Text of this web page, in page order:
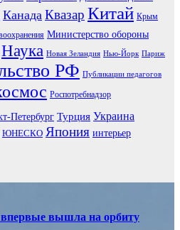
Канада Квазар Китай Крым
Министерство обороны
Наука Новая Зеландия Нью-Йорк Париж
РФ Публикации педагогов
Роспотребнадзор
Петербург Турция Украина
ЮНЕСКО Япония интерьер
вышла на орбиту